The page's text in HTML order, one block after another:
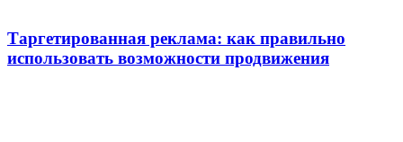
Таргетированная реклама: как правильно
использовать возможности продвижения